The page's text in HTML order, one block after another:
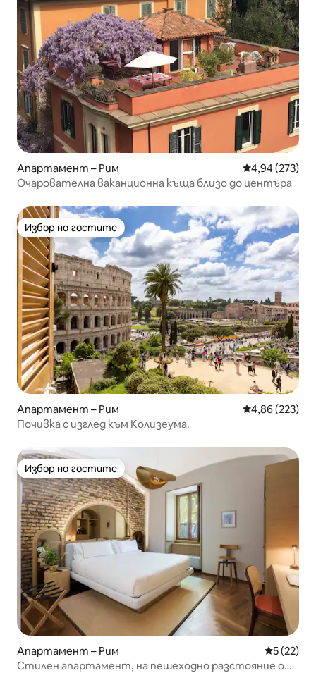
Апартамент – Рим Средна
4,94 (273)
Очарователна ваканционна къща близо до центъра
Избор на гостите
Избор на гостите
Апартамент – Рим Средна
4,86 (223)
Почивка с изглед към Колизеума.
Избор на гостите
Избор на гостите
Апартамент – Рим Средна
5 (22)
Стилен апартамент, на пешеходно разстояние от